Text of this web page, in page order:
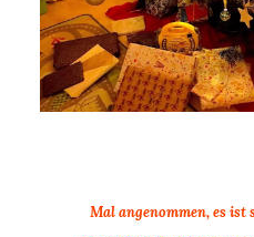
Mal angenommen, es ist